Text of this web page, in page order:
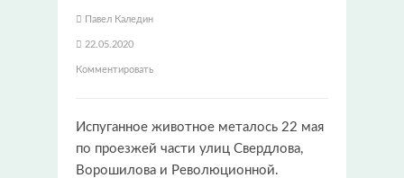
Павел Каледин
22.05.2020
Комментировать
Испуганное животное металось 22 мая
по проезжей части улиц Свердлова,
Ворошилова и Революционной.